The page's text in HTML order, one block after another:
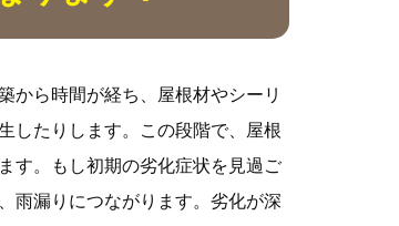
から時間が経ち、屋根材やシーリ
したりします。この段階で、屋根
す。もし初期の劣化症状を見過ご
雨漏りにつながります。劣化が深